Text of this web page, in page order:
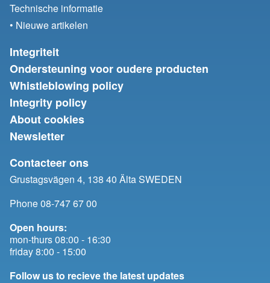
Technische informatie
• Nieuwe artikelen
Integriteit
Ondersteuning voor oudere producten
Whistleblowing policy
Integrity policy
About cookies
Newsletter
Contacteer ons
Grustagsvägen 4, 138 40 Älta SWEDEN
Phone 08-747 67 00
Open hours:
mon-thurs 08:00 - 16:30
friday 8:00 - 15:00
Follow us to recieve the latest updates